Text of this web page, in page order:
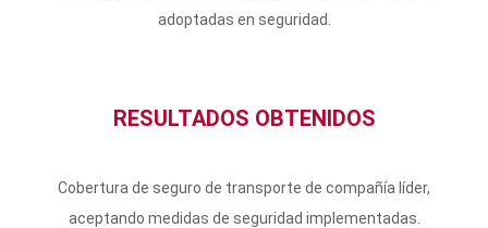
adoptadas en seguridad.
RESULTADOS OBTENIDOS
Cobertura de seguro de transporte de compañía líder,
aceptando medidas de seguridad implementadas.